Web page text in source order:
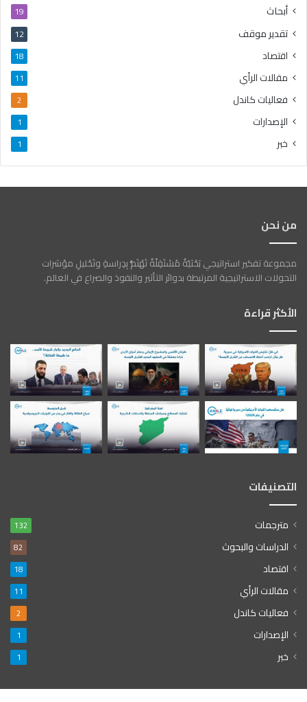
أبحاث 19
تقدير موقف 12
اقتصاد 18
مقالات الرأي 11
فعاليات كاندل 2
الإصدارات 1
خبر 1
من نحن
مجموعة تفكير استراتيجي بَحْثيّةٌ مُسْتَقِلّةٌ تَهْتَمُّ بِدِراسةِ وتَحْليلِ مؤشرات
التحولات الاستراتيجية المرتبطة بدوائر التأثير والنفوذ والصراع في العالم.
الأكثر قراءة
التصنيفات
مترجمات 132
الدراسات والبحوث 82
اقتصاد 18
مقالات الرأي 11
فعاليات كاندل 2
الإصدارات 1
خبر 1